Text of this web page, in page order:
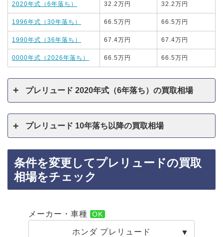
2020年式（6年落ち） 32.2万円 32.2万円
1996年式（30年落ち） 66.5万円 66.5万円
1990年式（36年落ち） 67.4万円 67.4万円
0000年式（2026年落ち） 66.5万円 66.5万円
プレリュード 2020年式（6年落ち）の買取相場
プレリュード 10年落ち以降の買取相場
条件を変更してプレリュードの買取
相場をチェック
メーカー・車種
ホンダ プレリュード